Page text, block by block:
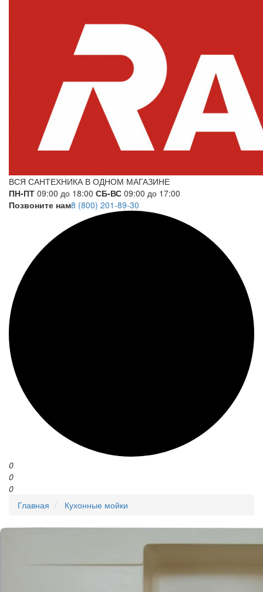
ВСЯ САНТЕХНИКА В ОДНОМ МАГАЗИНЕ
ПН-ПТ 09:00 до 18:00 СБ-ВС 09:00 до 17:00
Позвоните нам8 (800) 201-89-30
0
0
0
Главная
Кухонные мойки